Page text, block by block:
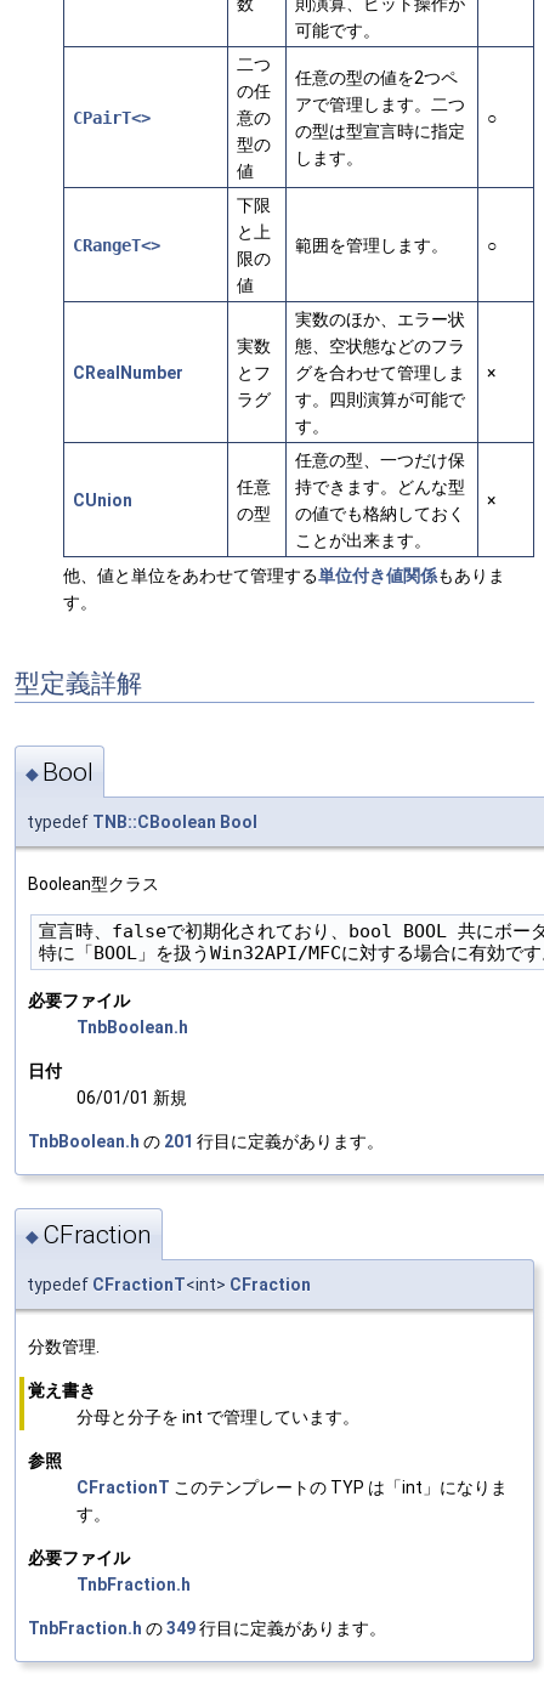
可能です。
CPairT<>
二つ
の任
意の
型の
値
任意の型の値を2つペ
アで管理します。二つ
の型は型宣言時に指定
します。
○
CRangeT<>
下限
と上
限の
値
範囲を管理します。 ○
CRealNumber
実数
とフ
ラグ
実数のほか、エラー状
態、空状態などのフラ
グを合わせて管理しま
す。四則演算が可能で
す。
×
CUnion
任意
の型
任意の型、一つだけ保
持できます。どんな型
の値でも格納しておく
ことが出来ます。
×
他、値と単位をあわせて管理する単位付き値関係もありま
す。
型定義詳解
◆ Bool
typedef TNB::CBoolean Bool
Boolean型クラス
宣言時、falseで初期化されており、bool BOOL 共にボー
必要ファイル
TnbBoolean.h
日付
06/01/01 新規
TnbBoolean.h の 201 行目に定義があります。
◆ CFraction
typedef CFractionT<int> CFraction
分数管理.
覚え書き
分母と分子を int で管理しています。
参照
CFractionT このテンプレートの TYP は「int」になりま
す。
必要ファイル
TnbFraction.h
TnbFraction.h の349行目に定義があります。